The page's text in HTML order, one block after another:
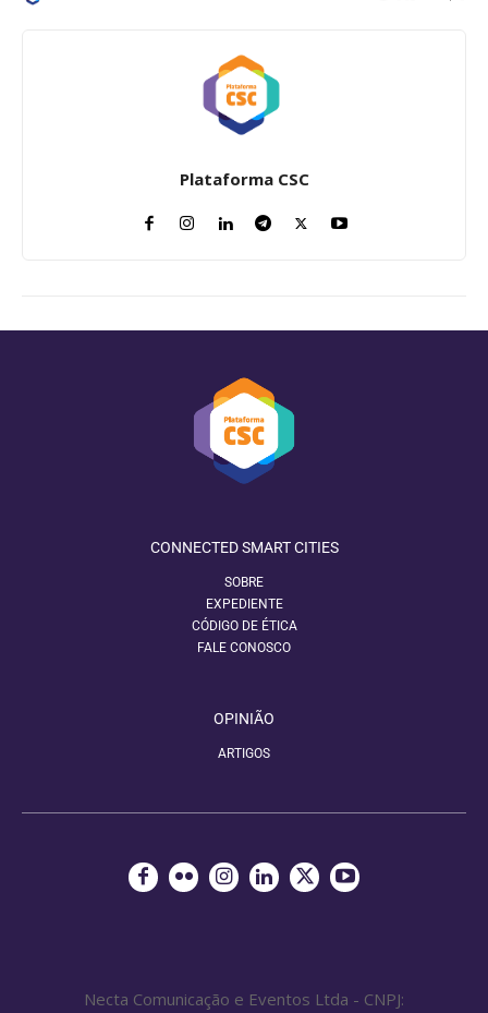
Plataforma CSC
CONNECTED SMART CITIES
SOBRE
EXPEDIENTE
CÓDIGO DE ÉTICA
FALE CONOSCO
OPINIÃO
ARTIGOS
Necta Comunicação e Eventos Ltda - CNPJ: